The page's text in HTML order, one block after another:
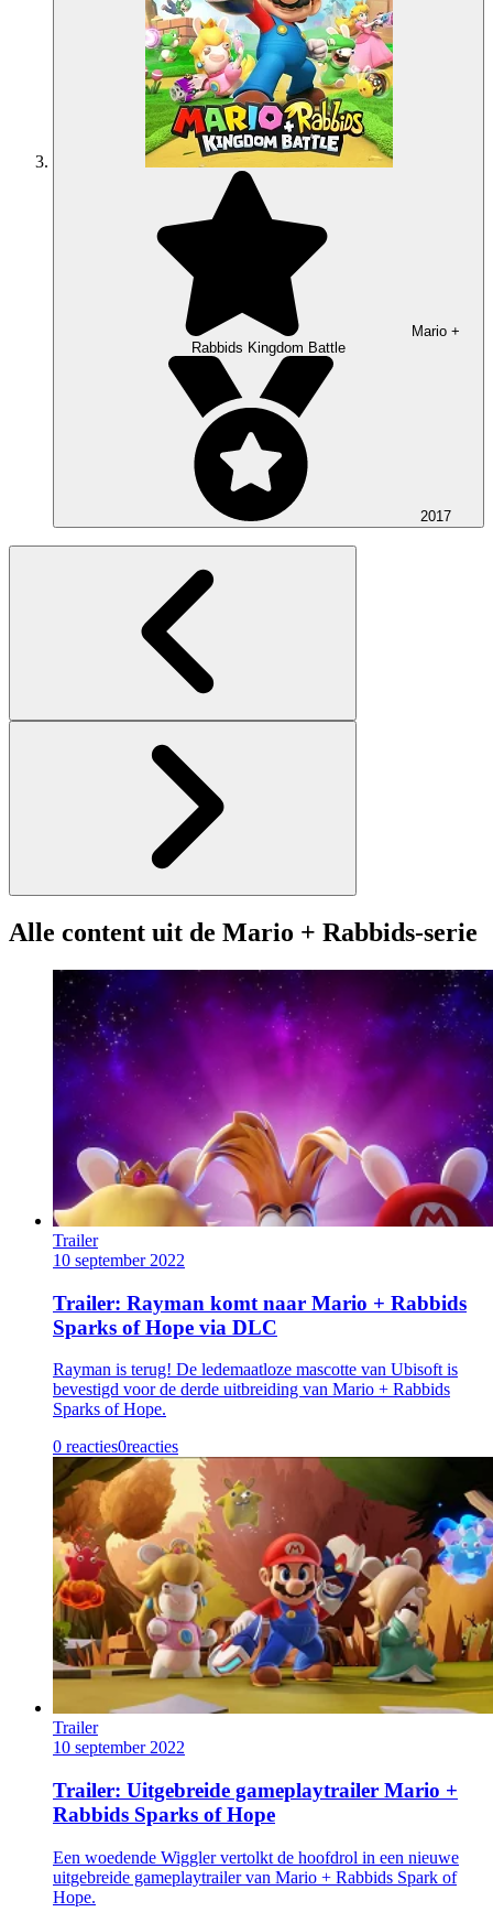
Rabbids Kingdom Battle
2017
Alle content uit de Mario + Rabbids-serie
Trailer
10 september 2022
Trailer: Rayman komt naar Mario + Rabbids
Sparks of Hope via DLC
Rayman is terug! De ledemaatloze mascotte van Ubisoft is
bevestigd voor de derde uitbreiding van Mario + Rabbids
Sparks of Hope.
0 reacties0reacties
Trailer
10 september 2022
Trailer: Uitgebreide gameplaytrailer Mario +
Rabbids Sparks of Hope
Een woedende Wiggler vertolkt de hoofdrol in een nieuwe
uitgebreide gameplaytrailer van Mario + Rabbids Spark of
Hope.